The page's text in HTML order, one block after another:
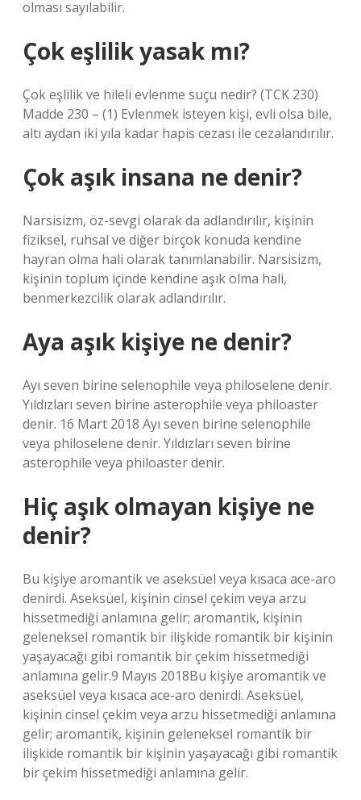
olması sayılabilir.
Çok eşlilik yasak mı?
Çok eşlilik ve hileli evlenme suçu nedir? (TCK 230)
Madde 230 – (1) Evlenmek isteyen kişi, evli olsa bile,
altı aydan iki yıla kadar hapis cezası ile cezalandırılır.
Çok aşık insana ne denir?
Narsisizm, öz-sevgi olarak da adlandırılır, kişinin
fiziksel, ruhsal ve diğer birçok konuda kendine
hayran olma hali olarak tanımlanabilir. Narsisizm,
kişinin toplum içinde kendine aşık olma hali,
benmerkezcilik olarak adlandırılır.
Aya aşık kişiye ne denir?
Ayı seven birine selenophile veya philoselene denir.
Yıldızları seven birine asterophile veya philoaster
denir. 16 Mart 2018 Ayı seven birine selenophile
veya philoselene denir. Yıldızları seven birine
asterophile veya philoaster denir.
Hiç aşık olmayan kişiye ne
denir?
Bu kişiye aromantik ve aseksüel veya kısaca ace-aro
denirdi. Aseksüel, kişinin cinsel çekim veya arzu
hissetmediği anlamına gelir; aromantik, kişinin
geleneksel romantik bir ilişkide romantik bir kişinin
yaşayacağı gibi romantik bir çekim hissetmediği
anlamına gelir.9 Mayıs 2018Bu kişiye aromantik ve
aseksüel veya kısaca ace-aro denirdi. Aseksüel,
kişinin cinsel çekim veya arzu hissetmediği anlamına
gelir; aromantik, kişinin geleneksel romantik bir
ilişkide romantik bir kişinin yaşayacağı gibi romantik
bir çekim hissetmediği anlamına gelir.